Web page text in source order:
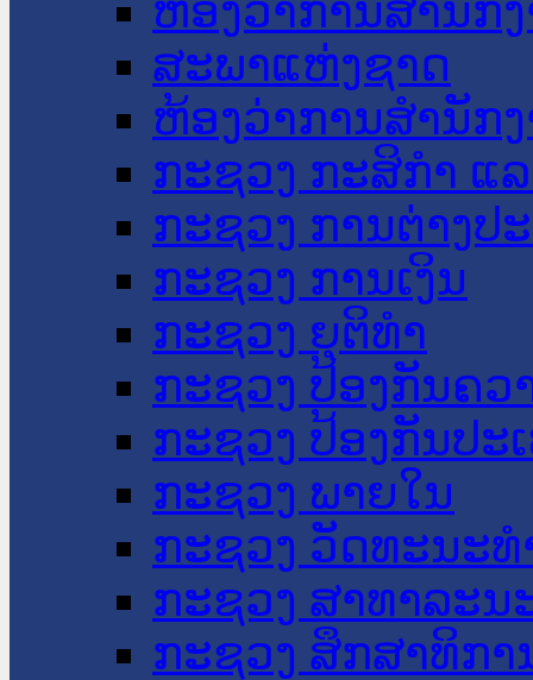
ຫ້ອງວ່າການສໍານັກ
ສະພາແຫ່ງຊາດ
ຫ້ອງວ່າການສຳນັກ
ກະຊວງ ກະສິກຳ ແ
ກະຊວງ ການຕ່າງປ
ກະຊວງ ການເງິນ
ກະຊວງ ຍຸຕິທໍາ
ກະຊວງ ປ້ອງກັນຄວ
ກະຊວງ ປ້ອງກັນປະ
ກະຊວງ ພາຍໃນ
ກະຊວງ ວັດທະນະ
ກະຊວງ ສາທາລະນ
ກະຊວງ ສຶກສາທິກາ